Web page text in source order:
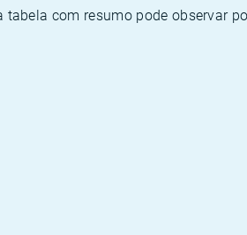
com resumo pode observar